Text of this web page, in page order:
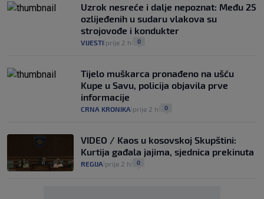
Uzrok nesreće i dalje nepoznat: Među 25
ozlijeđenih u sudaru vlakova su
strojovođe i kondukter
VIJESTI prije 2 h 0
Tijelo muškarca pronađeno na ušću
Kupe u Savu, policija objavila prve
informacije
CRNA KRONIKA prije 2 h 0
VIDEO / Kaos u kosovskoj Skupštini:
Kurtija gađala jajima, sjednica prekinuta
REGIJA prije 2 h 0